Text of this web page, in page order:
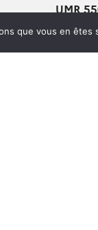
UMR
UM 97
que vous en êtes